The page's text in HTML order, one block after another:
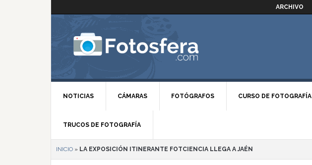
ARCHIVO
NOTICIAS CÁMARAS FOTÓGRAFOS CURSO DE FOTOGRAFÍA
TRUCOS DE FOTOGRAFÍA
INICIO » LA EXPOSICIÓN ITINERANTE FOTCIENCIA LLEGA A JAÉN